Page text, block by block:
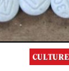
CULTURE